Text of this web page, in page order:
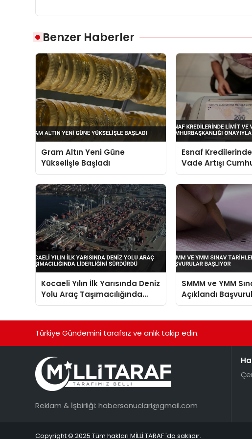
Benzer Haberler
Gram Altın Yeni Güne
Yükselişle Başladı
Esnaf
Vade Artışı
Onayıyla
Kocaeli Yılın İlk Yarısında Deniz
Yolu Araç Taşımacılığında
Liderliğini Sürdürdü
SMMM ve YMM
Açıklandı
Türkiye Gündemini tarafsız ve anlık takip edin.
Reklam & İşbirliği: habersonuclari@gmail.com
Copyright © 2025 Tüm hakları MİLLİ TARAF 'da saklıdır.